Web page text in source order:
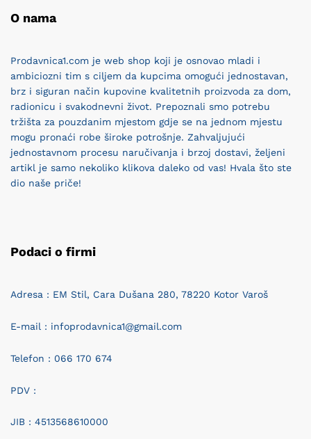
O nama
Prodavnica1.com je web shop koji je osnovao mladi i
ambiciozni tim s ciljem da kupcima omogući jednostavan,
brz i siguran način kupovine kvalitetnih proizvoda za dom,
radionicu i svakodnevni život. Prepoznali smo potrebu
tržišta za pouzdanim mjestom gdje se na jednom mjestu
mogu pronaći robe široke potrošnje. Zahvaljujući
jednostavnom procesu naručivanja i brzoj dostavi, željeni
artikl je samo nekoliko klikova daleko od vas! Hvala što ste
dio naše priče!
Podaci o firmi
Adresa : EM Stil, Cara Dušana 280, 78220 Kotor Varoš
E-mail : infoprodavnica1@gmail.com
Telefon : 066 170 674
PDV :
JIB : 4513568610000